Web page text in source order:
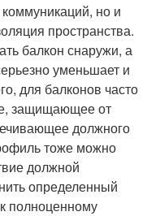
коммуникаций, но и
пространства.
балкон снаружи, а
уменьшает и
для балконов часто
защищающее от
должного
тоже можно
должной
определенный
полноценному